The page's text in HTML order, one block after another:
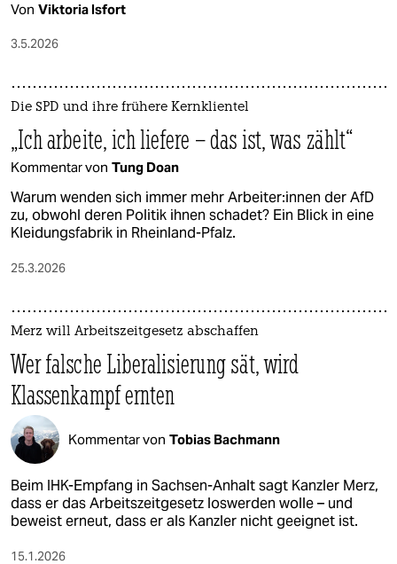
Von Viktoria Isfort
3.5.2026
Die SPD und ihre frühere Kernklientel
„Ich arbeite, ich liefere – das ist, was zählt“
Kommentar von Tung Doan
Warum wenden sich immer mehr Ar­bei­te­r:in­nen der AfD
zu, obwohl deren Politik ihnen schadet? Ein Blick in eine
Kleidungsfabrik in Rheinland-Pfalz.
25.3.2026
Merz will Arbeitszeitgesetz abschaffen
Wer falsche Liberalisierung sät, wird
Klassenkampf ernten
Kommentar von Tobias Bachmann
Beim IHK-Empfang in Sachsen-Anhalt sagt Kanzler Merz,
dass er das Arbeitszeitgesetz loswerden wolle – und
beweist erneut, dass er als Kanzler nicht geeignet ist.
15.1.2026